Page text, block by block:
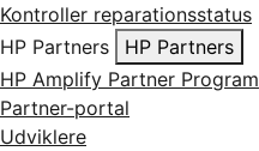
Kontroller reparationsstatus
HP Partners
HP Partners
HP Amplify Partner Program
Partner-portal
Udviklere